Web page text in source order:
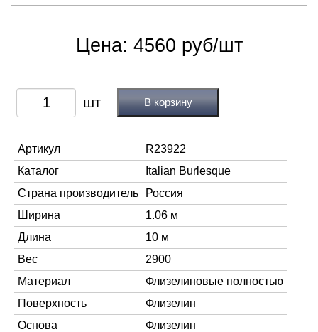
Цена: 4560 руб/шт
В корзину
Артикул
R23922
Каталог
Italian Burlesque
Страна производитель
Россия
Ширина
1.06 м
Длина
10 м
Вес
2900
Материал
Флизелиновые полностью
Поверхность
Флизелин
Основа
Флизелин